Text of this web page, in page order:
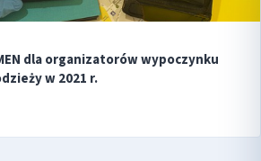
dla organizatorów wypoczynku
w 2021 r.